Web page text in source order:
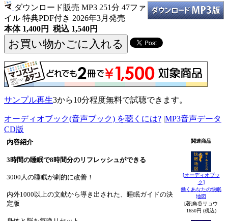
ダウンロード販売 MP3 251分 47ファ
イル 特典PDF付き 2026年3月発売
本体 1,400円 税込 1,540円
サンプル再生3から10分程度無料で試聴できます。
オーディオブック(音声ブック) を聴くには? |MP3音声データ
CD版
内容紹介
3時間の睡眠で8時間分のリフレッシュができる
3000人の睡眠が劇的に改善！
内外1000以上の文献から導き出された、睡眠ガイドの決
定版
関連商品
[オーディオブッ
ク]
働くあなたの快眠
地図
[著]角谷リョウ
1650円 (税込)